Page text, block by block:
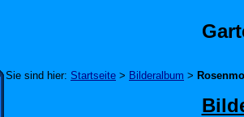
Sie sind hier: Startseite > Bilderalbum >